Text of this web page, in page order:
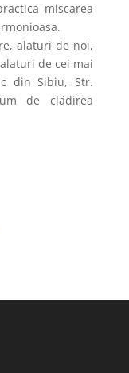
miscarea
alaturi de noi,
de cei mai
din Sibiu, Str.
de clădirea